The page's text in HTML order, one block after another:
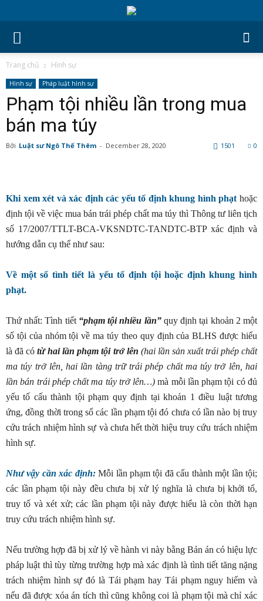
Trang chủ Hình sự
Hình sự Pháp luật hình sự
Phạm tội nhiều lần trong mua
bán ma túy
Bởi Luật sư Ngô Thế Thêm - December 28, 2020 0
1501
Khi xem xét và xác định các yếu tố định khung hình phạt hoặc
định tội về việc mua bán trái phép chất ma túy thì Thông tư liên tịch
số 17/2007/TTLT-BCA-VKSNDTC-TANDTC-BTP xác định và
hướng dẫn cụ thể như sau:
Về một số tình tiết là yếu tố định tội hoặc định khung hình
phạt.
Thứ nhất: Tình tiết “phạm tội nhiều lần”quy định tại khoản 2 một
số tội của nhóm tội về ma túy theo quy định của BLHS được hiểu
là đã cótừ hai lần phạm tội trở lên (hai lần sản xuất trái phép chất
ma túy trở lên, hai lần tàng trữ trái phép chất ma túy trở lên, hai
lần bán trái phép chất ma túy trở lên…)mà mỗi lần phạm tội có đủ
yếu tố cấu thành tội phạm quy định tại khoản 1 điều luật tương
ứng, đồng thời trong số các lần phạm tội đó chưa có lần nào bị truy
cứu trách nhiệm hình sự và chưa hết thời hiệu truy cứu trách nhiệm
hình sự.
Như vậy cần xác định:Mỗi lần phạm tội đã cấu thành một lần tội;
các lần phạm tội này đều chưa bị xử lý nghĩa là chưa bị khởi tố,
truy tố và xét xử; các lần phạm tội này được hiểu là còn thời hạn
truy cứu trách nhiệm hình sự.
Nếu trường hợp đã bị xử lý về hành vi này bằng Bản án có hiệu lực
pháp luật thì tùy từng trường hợp mà xác định là tình tiết tăng nặng
trách nhiệm hình sự đó là Tái phạm hay Tái phạm nguy hiểm và
nếu đã được xóa án tích thì cũng không coi là phạm tội mà chỉ xác